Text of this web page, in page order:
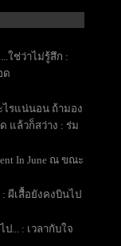
ใช่ว่าไม่รู้สึก :
ด
ไรแน่นอน ถ้ามอง
แล้วก็สว่าง : ร่ม
In June ณ ขณะ
: ผีเสื้อยังคงบินไป
ป... : เวลากับใจ